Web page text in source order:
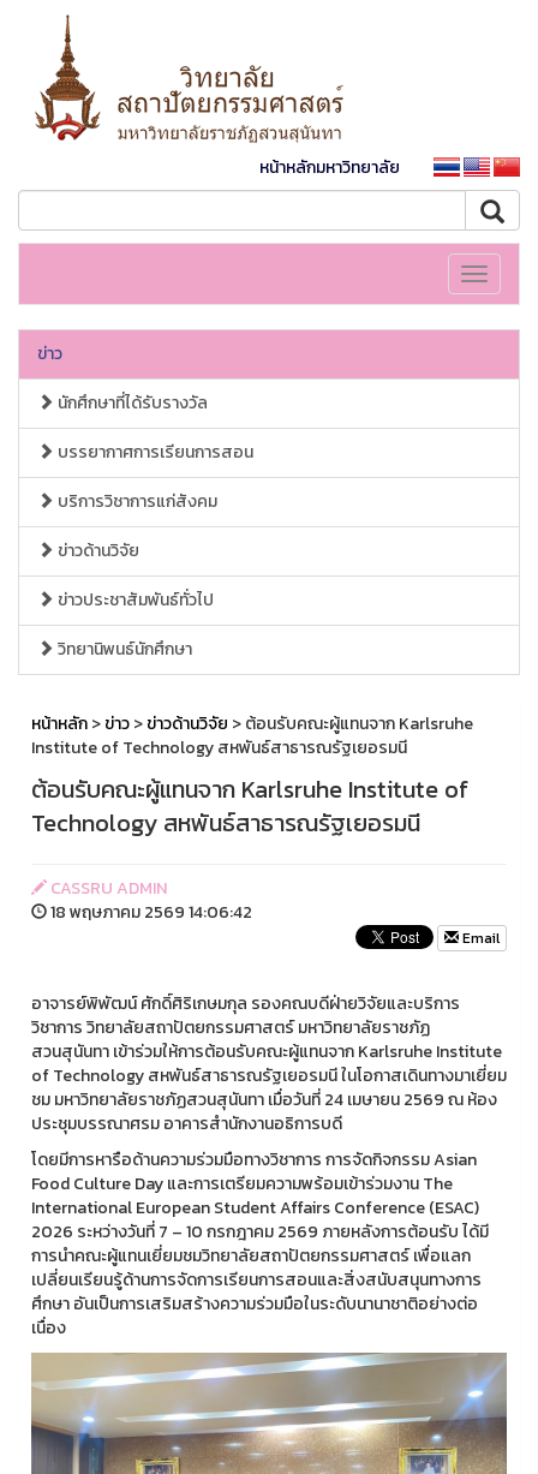
หน้าหลักมหาวิทยาลัย
Toggle
ข่าว
นักศึกษาที่ได้รับรางวัล
บรรยากาศการเรียนการสอน
บริการวิชาการแก่สังคม
ข่าวด้านวิจัย
ข่าวประชาสัมพันธ์ทั่วไป
วิทยานิพนธ์นักศึกษา
หน้าหลัก>ข่าว>ข่าวด้านวิจัย > ต้อนรับคณะผู้แทนจาก Karlsruhe
Institute of Technology สหพันธ์สาธารณรัฐเยอรมนี
ต้อนรับคณะผู้แทนจาก Karlsruhe Institute of
Technology สหพันธ์สาธารณรัฐเยอรมนี
CASSRU ADMIN
18 พฤษภาคม 2569 14:06:42
Email
อาจารย์พิพัฒน์ ศักดิ์ศิริเกษมกุล รองคณบดีฝ่ายวิจัยและบริการ
วิชาการ วิทยาลัยสถาปัตยกรรมศาสตร์ มหาวิทยาลัยราชภัฏ
สวนสุนันทา เข้าร่วมให้การต้อนรับคณะผู้แทนจาก Karlsruhe Institute
of Technology สหพันธ์สาธารณรัฐเยอรมนี ในโอกาสเดินทางมาเยี่ยม
ชม มหาวิทยาลัยราชภัฏสวนสุนันทา เมื่อวันที่ 24 เมษายน 2569 ณ ห้อง
ประชุมบรรณาศรม อาคารสำนักงานอธิการบดี
โดยมีการหารือด้านความร่วมมือทางวิชาการ การจัดกิจกรรม Asian
Food Culture Day และการเตรียมความพร้อมเข้าร่วมงาน The
International European Student Affairs Conference (ESAC)
2026 ระหว่างวันที่ 7 – 10 กรกฎาคม 2569 ภายหลังการต้อนรับ ได้มี
การนำคณะผู้แทนเยี่ยมชมวิทยาลัยสถาปัตยกรรมศาสตร์ เพื่อแลก
เปลี่ยนเรียนรู้ด้านการจัดการเรียนการสอนและสิ่งสนับสนุนทางการ
ศึกษา อันเป็นการเสริมสร้างความร่วมมือในระดับนานาชาติอย่างต่อ
เนื่อง